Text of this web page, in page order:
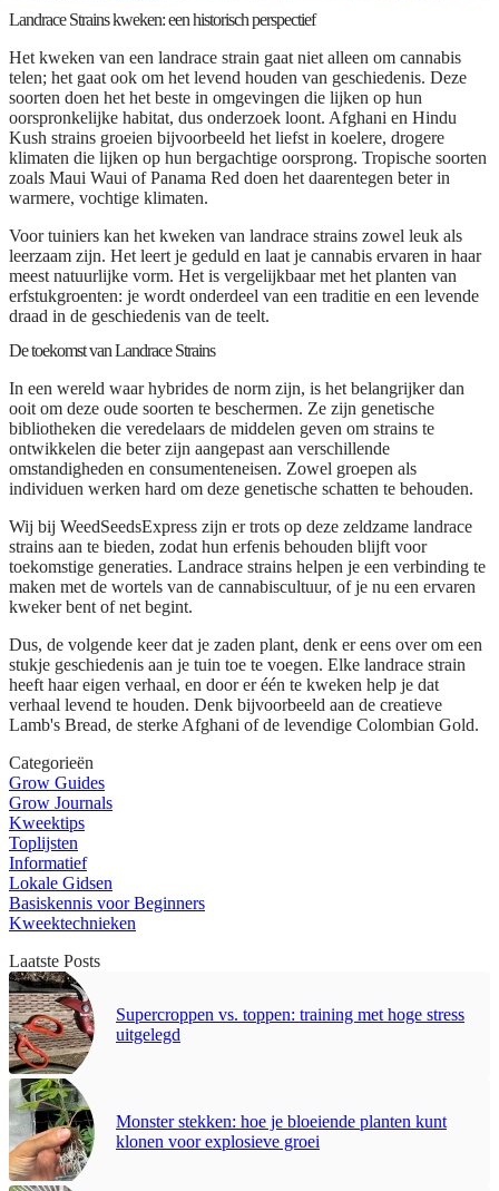
Landrace Strains kweken: een historisch perspectief
Het kweken van een landrace strain gaat niet alleen om cannabis
telen; het gaat ook om het levend houden van geschiedenis. Deze
soorten doen het het beste in omgevingen die lijken op hun
oorspronkelijke habitat, dus onderzoek loont. Afghani en Hindu
Kush strains groeien bijvoorbeeld het liefst in koelere, drogere
klimaten die lijken op hun bergachtige oorsprong. Tropische soorten
zoals Maui Waui of Panama Red doen het daarentegen beter in
warmere, vochtige klimaten.
Voor tuiniers kan het kweken van landrace strains zowel leuk als
leerzaam zijn. Het leert je geduld en laat je cannabis ervaren in haar
meest natuurlijke vorm. Het is vergelijkbaar met het planten van
erfstukgroenten: je wordt onderdeel van een traditie en een levende
draad in de geschiedenis van de teelt.
De toekomst van Landrace Strains
In een wereld waar hybrides de norm zijn, is het belangrijker dan
ooit om deze oude soorten te beschermen. Ze zijn genetische
bibliotheken die veredelaars de middelen geven om strains te
ontwikkelen die beter zijn aangepast aan verschillende
omstandigheden en consumenteneisen. Zowel groepen als
individuen werken hard om deze genetische schatten te behouden.
Wij bij WeedSeedsExpress zijn er trots op deze zeldzame landrace
strains aan te bieden, zodat hun erfenis behouden blijft voor
toekomstige generaties. Landrace strains helpen je een verbinding te
maken met de wortels van de cannabiscultuur, of je nu een ervaren
kweker bent of net begint.
Dus, de volgende keer dat je zaden plant, denk er eens over om een
stukje geschiedenis aan je tuin toe te voegen. Elke landrace strain
heeft haar eigen verhaal, en door er één te kweken help je dat
verhaal levend te houden. Denk bijvoorbeeld aan de creatieve
Lamb's Bread, de sterke Afghani of de levendige Colombian Gold.
Categorieën
Grow Guides
Grow Journals
Kweektips
Toplijsten
Informatief
Lokale Gidsen
Basiskennis voor Beginners
Kweektechnieken
Laatste Posts
Supercroppen vs. toppen: training met hoge stress
uitgelegd
Monster stekken: hoe je bloeiende planten kunt
klonen voor explosieve groei